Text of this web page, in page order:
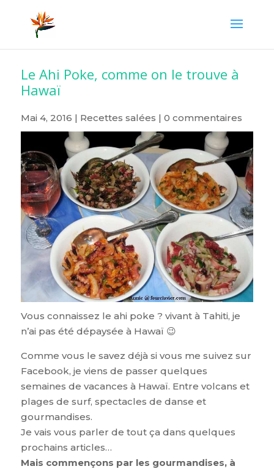
Le Ahi Poke, comme on le trouve à
Hawaï
Mai 4, 2016 | Recettes salées | 0 commentaires
Vous connaissez le ahi poke ? vivant à Tahiti, je
n’ai pas été dépaysée à Hawaï 😉
Comme vous le savez déjà si vous me suivez sur
Facebook, je viens de passer quelques
semaines de vacances à Hawaï. Entre volcans et
plages de surf, spectacles de danse et
gourmandises.
Je vais vous parler de tout ça dans quelques
prochains articles…
Mais commençons par les gourmandises, à